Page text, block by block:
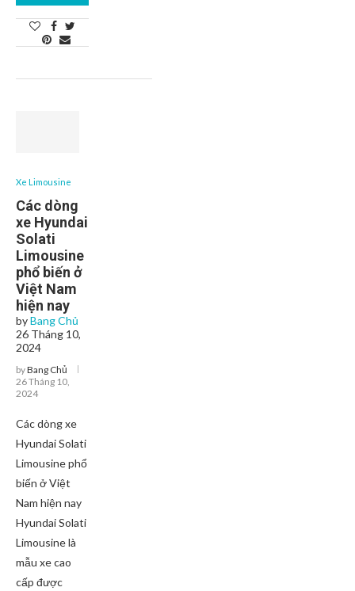
Xe Limousine
Các dòng
xe Hyundai
Solati
Limousine
phổ biến ở
Việt Nam
hiện nay
byBang Chủ
26 Tháng 10,
2024
byBang Chủ
26 Tháng 10,
2024
Các dòng xe
Hyundai Solati
Limousine phổ
biến ở Việt
Nam hiện nay
Hyundai Solati
Limousine là
mẫu xe cao
cấp được